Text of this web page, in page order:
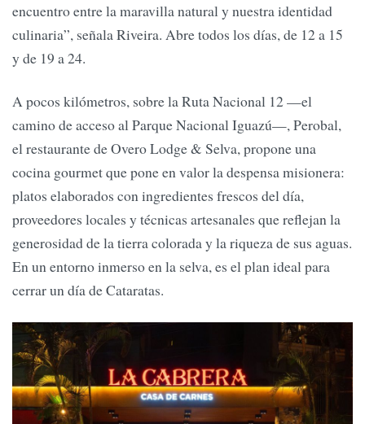
encuentro entre la maravilla natural y nuestra identidad
culinaria”, señala Riveira. Abre todos los días, de 12 a 15
y de 19 a 24.
A pocos kilómetros, sobre la Ruta Nacional 12 —el
camino de acceso al Parque Nacional Iguazú—, Perobal,
el restaurante de Overo Lodge & Selva, propone una
cocina gourmet que pone en valor la despensa misionera:
platos elaborados con ingredientes frescos del día,
proveedores locales y técnicas artesanales que reflejan la
generosidad de la tierra colorada y la riqueza de sus aguas.
En un entorno inmerso en la selva, es el plan ideal para
cerrar un día de Cataratas.